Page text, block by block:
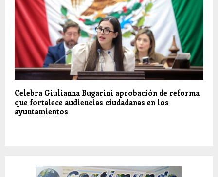
Celebra Giulianna Bugarini aprobación de reforma
que fortalece audiencias ciudadanas en los
ayuntamientos